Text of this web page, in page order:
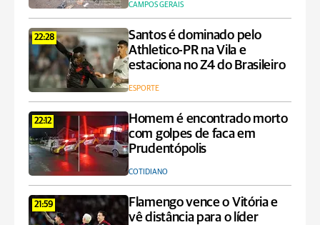
CAMPOS GERAIS
22:28
Santos é dominado pelo
Athletico-PR na Vila e
estaciona no Z4 do Brasileiro
ESPORTE
22:12
Homem é encontrado morto
com golpes de faca em
Prudentópolis
COTIDIANO
21:59
Flamengo vence o Vitória e
vê distância para o líder